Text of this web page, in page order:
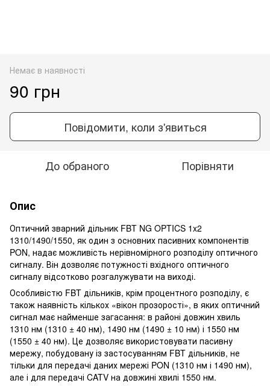
Немає в наявності
90 грн
Повідомити, коли з'явиться
До обраного Порівняти
Опис
Оптичний зварний дільник FBT NG OPTICS 1x2
1310/1490/1550, як один з основних пасивних компонентів
PON, надає можливість нерівномірного розподілу оптичного
сигналу. Він дозволяє потужності вхідного оптичного
сигналу відсотково розгалужувати на виході.
Особливістю FBT дільників, крім процентного розподілу, є
також наявність кількох «вікон прозорості», в яких оптичний
сигнал має найменше загасання: в районі довжин хвиль
1310 нм (1310 ± 40 нм), 1490 нм (1490 ± 10 нм) і 1550 нм
(1550 ± 40 нм). Це дозволяє використовувати пасивну
мережу, побудовану із застосуванням FBT дільників, не
тільки для передачі даних мережі PON (1310 нм і 1490 нм),
але і для передачі CATV на довжині хвилі 1550 нм.